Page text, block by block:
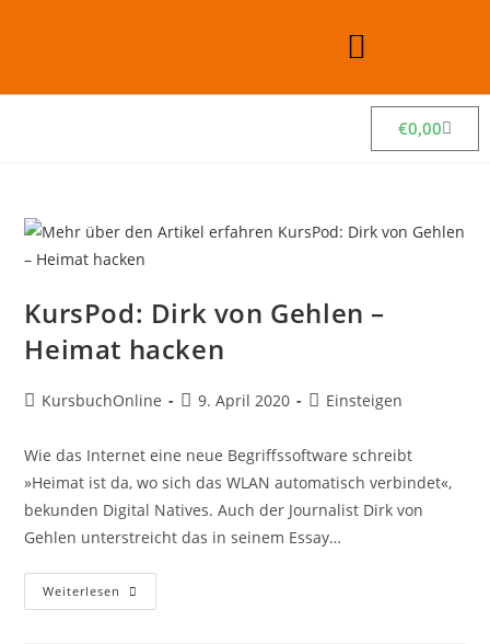
€0,00
KursPod: Dirk von Gehlen –
Heimat hacken
KursbuchOnline 9. April 2020 Einsteigen
Wie das Internet eine neue Begriffssoftware schreibt
»Heimat ist da, wo sich das WLAN automatisch verbindet«,
bekunden Digital Natives. Auch der Journalist Dirk von
Gehlen unterstreicht das in seinem Essay…
Weiterlesen